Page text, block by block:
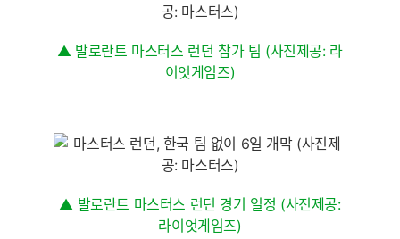
▲ 발로란트 마스터스 런던 참가 팀 (사진제공: 라
이엇게임즈)
▲ 발로란트 마스터스 런던 경기 일정 (사진제공:
라이엇게임즈)